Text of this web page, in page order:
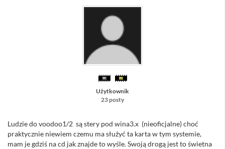
Użytkownik
23 posty
Ludzie do voodoo1/2 są stery pod wina3.x (nieoficjalne) choć
praktycznie niewiem czemu ma służyć ta karta w tym systemie,
mam je gdziś na cd jak znajde to wyśle. Swoją drogą jest to świetna